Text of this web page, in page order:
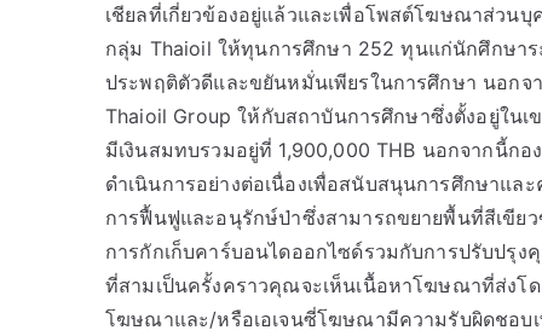
เชียลที่เกี่ยวข้องอยู่แล้วและเพื่อโพสต์โฆษณาส่วน
กลุ่ม Thaioil ให้ทุนการศึกษา 252 ทุนแก่นักศึกษา
ประพฤติตัวดีและขยันหมั่นเพียรในการศึกษา นอก
Thaioil Group ให้กับสถาบันการศึกษาซึ่งตั้งอยู่ในเ
มีเงินสมทบรวมอยู่ที่ 1,900,000 THB นอกจากนี้ก
ดำเนินการอย่างต่อเนื่องเพื่อสนับสนุนการศึกษาแล
การฟื้นฟูและอนุรักษ์ป่าซึ่งสามารถขยายพื้นที่สีเขีย
การกักเก็บคาร์บอนไดออกไซด์รวมกับการปรับป
ที่สามเป็นครั้งคราวคุณจะเห็นเนื้อหาโฆษณาที่ส่งโ
โฆษณาและ/หรือเอเจนซี่โฆษณามีความรับผิดชอบ